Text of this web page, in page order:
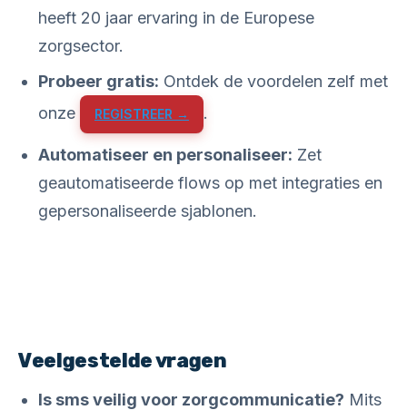
heeft 20 jaar ervaring in de Europese
zorgsector.
Probeer gratis: Ontdek de voordelen zelf met
onze
REGISTREER → .
Automatiseer en personaliseer: Zet
geautomatiseerde flows op met integraties en
gepersonaliseerde sjablonen.
Veelgestelde vragen
Is sms veilig voor zorgcommunicatie? Mits